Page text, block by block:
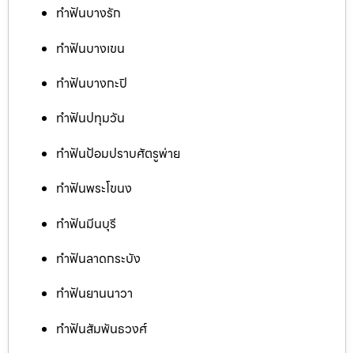
ทำฟันบางรัก
ทำฟันบางเขน
ทำฟันบางกะปิ
ทำฟันปทุมวัน
ทำฟันป้อมปราบศัตรูพ่าย
ทำฟันพระโขนง
ทำฟันมีนบุรี
ทำฟันลาดกระบัง
ทำฟันยานนาวา
ทำฟันสัมพันธวงศ์